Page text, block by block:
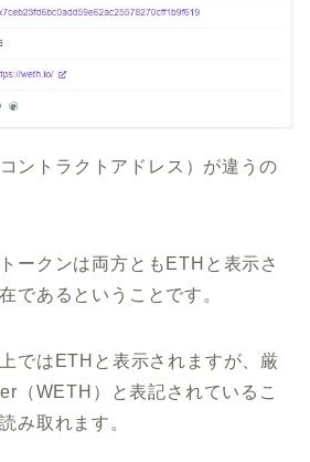
ントラクトアドレス）が違うの
ークンは両方ともETHと表示さ
であるということです。
ではETHと表示されますが、厳
（WETH）と表記されているこ
み取れます。